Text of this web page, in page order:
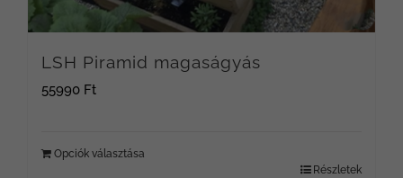
LSH Piramid magaságyás
55990 Ft
Opciók választása
Részletek